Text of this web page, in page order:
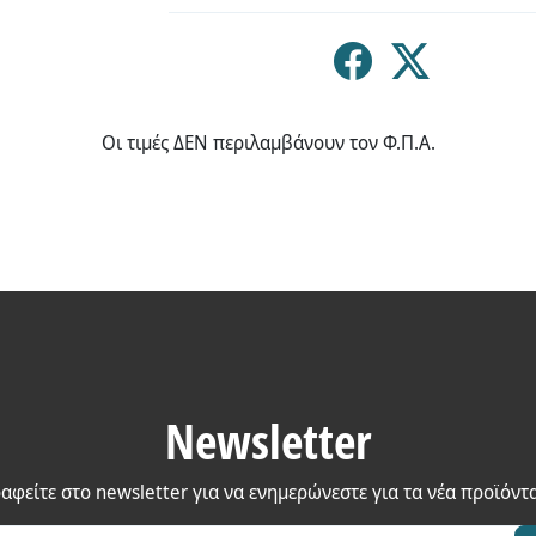
Οι τιμές ΔΕΝ περιλαμβάνουν τον Φ.Π.Α.
Newsletter
στο newsletter για να ενημερώνεστε για τα νέα